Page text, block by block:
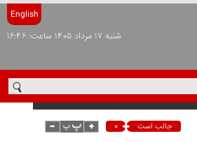
English
شنبه ۱۷ مرداد ۱۴۰۵ ساعت: ۱۶:۴۶
جالب است ۰